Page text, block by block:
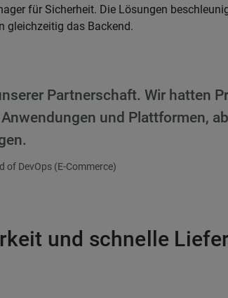
für Sicherheit. Die Lösungen
gleichzeitig das Backend.
Partnerschaft. Wir hatten
und Plattformen,
of DevOps (E-Commerce)
und schnelle